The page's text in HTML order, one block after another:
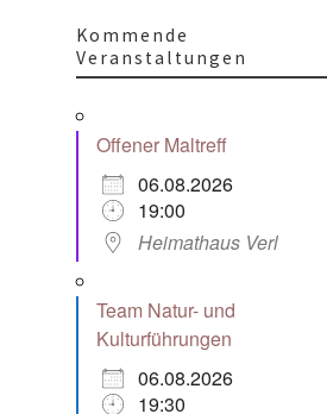
Office 365
Kommende
Veranstaltungen
Offener Maltreff
06.08.2026
19:00
Heimathaus Verl
Team Natur- und
Kulturführungen
06.08.2026
19:30